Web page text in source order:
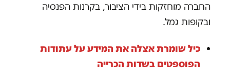
החברה מוחזקות בידי הציבור, בקרנות הפנסיה
ובקופות גמל.
כיל שומרת אצלה את המידע על עתודות
הפוספטים בשדות הכרייה